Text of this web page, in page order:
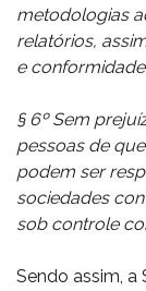
metodologias
relatórios,
e
§ 6º Sem
pessoas de
podem ser
sociedades
sob controle
Sendo assim, a